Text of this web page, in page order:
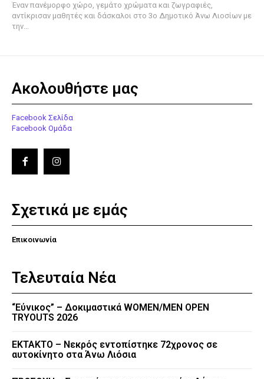
Έναν πανέμορφο χώρο, γεμάτο χρώματα και ζωγραφιές,
αντίκρισαν μαθητές και δάσκαλοι στο 3ο Δημοτικό Άνω Λιοσίων με
την...
Ακολουθήστε μας
Facebook Σελίδα
Facebook Ομάδα
Σχετικά με εμάς
Επικοινωνία
Τελευταία Νέα
“Εύνικος” – Δοκιμαστικά WOMEN/MEN OPEN
TRYOUTS 2026
EKTAKTO – Νεκρός εντοπίστηκε 72χρονος σε
αυτοκίνητο στα Άνω Λιόσια